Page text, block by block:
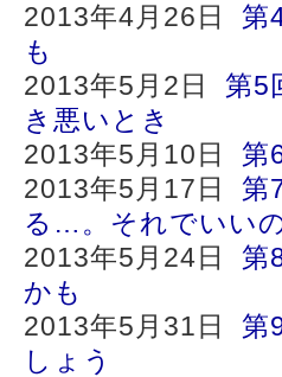
2013年4月26日 第
も
2013年5月2日 第5
き悪いとき
2013年5月10日 第
2013年5月17日 第
る…。それでいい
2013年5月24日 第
かも
2013年5月31日 第
しょう